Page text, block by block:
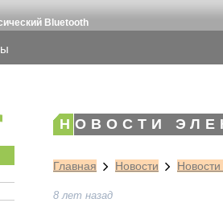
Bluetooth
НОВОСТИ
Главная Новости Новости
8 лет назад